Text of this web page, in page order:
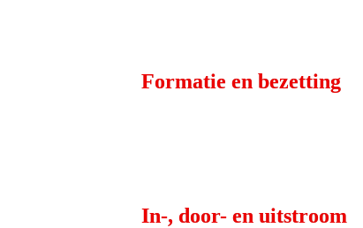
Formatie en bezetting
In-, door- en uitstroom